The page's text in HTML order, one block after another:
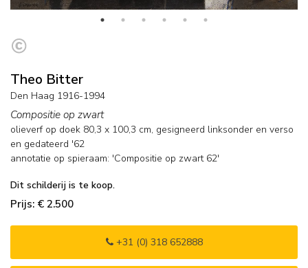
Theo Bitter
Den Haag 1916-1994
Compositie op zwart
olieverf op doek 80,3 x 100,3 cm, gesigneerd linksonder en verso
en gedateerd '62
annotatie op spieraam: 'Compositie op zwart 62'
Dit schilderij is te koop.
Prijs: € 2.500
+31 (0) 318 652888